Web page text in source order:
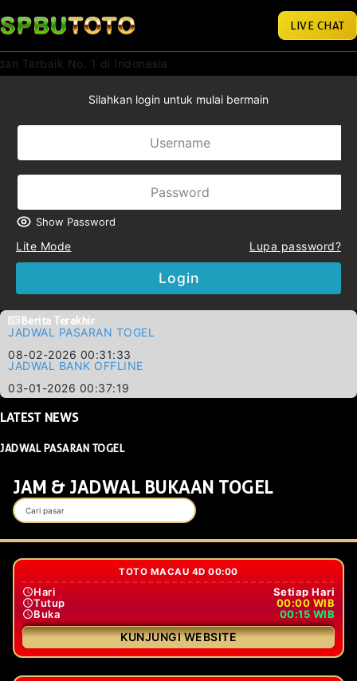
LIVE CHAT
No. 1 di Indonesia
Silahkan login untuk mulai bermain
Show Password
Lite Mode Lupa password?
Login
Berita Terakhir
JADWAL PASARAN TOGEL
08-02-2026 00:31:33
JADWAL BANK OFFLINE
03-01-2026 00:37:19
LATESTNEWS
JADWAL PASARAN TOGEL
JAM & JADWAL BUKAAN TOGEL
TOTO MACAU 4D 00:00
Hari
Setiap Hari
Tutup
00:00 WIB
Buka
00:15 WIB
KUNJUNGI WEBSITE